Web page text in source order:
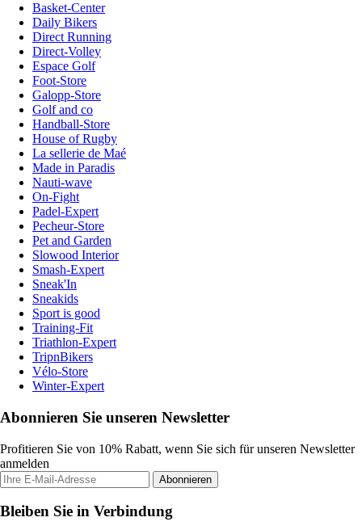
Basket-Center
Daily Bikers
Direct Running
Direct-Volley
Espace Golf
Foot-Store
Galopp-Store
Golf and co
Handball-Store
House of Rugby
La sellerie de Maé
Made in Paradis
Nauti-wave
On-Fight
Padel-Expert
Pecheur-Store
Pet and Garden
Slowood Interior
Smash-Expert
Sneak'In
Sneakids
Sport is good
Training-Fit
Triathlon-Expert
TripnBikers
Vélo-Store
Winter-Expert
Abonnieren Sie unseren Newsletter
Profitieren Sie von 10% Rabatt, wenn Sie sich für unseren Newsletter
anmelden
Abonnieren
Bleiben Sie in Verbindung